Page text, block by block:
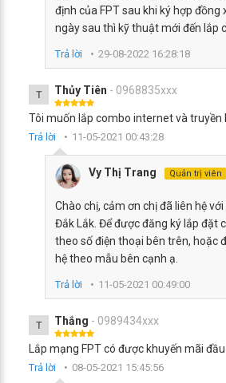
định của FPT sau khi ký hợp đồng
ngày sau thì kỹ thuật mới đến lắp
Trả lời 29-08-2022 16:28:18
T Thủy Tiên - 0968835xxx
Tôi muốn lắp combo internet và truyền
Trả lời 11-05-2021 00:43:28
Vy Thị Trang Quản trị viên
Chào chị, cảm ơn chị đã liên hệ
Đắk Lắk. Để được đăng ký lắp đặt
theo số điện thoại bên trên, hoặc
hệ theo mẫu bên cạnh ạ.
Trả lời 11-05-2021 00:49:00
T Thắng - 0989434xxx
Lắp mạng FPT có được khuyến mãi
Trả lời 08-05-2021 15:45:56